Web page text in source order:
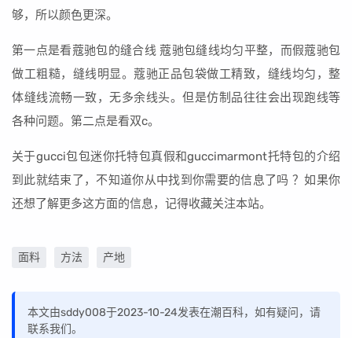
够，所以颜色更深。
第一点是看蔻驰包的缝合线 蔻驰包缝线均匀平整，而假蔻驰包
做工粗糙，缝线明显。蔻驰正品包袋做工精致，缝线均匀，整
体缝线流畅一致，无多余线头。但是仿制品往往会出现跑线等
各种问题。第二点是看双c。
关于gucci包包迷你托特包真假和guccimarmont托特包的介绍
到此就结束了，不知道你从中找到你需要的信息了吗 ？如果你
还想了解更多这方面的信息，记得收藏关注本站。
面料 方法 产地
本文由sddy008于2023-10-24发表在潮百科，如有疑问，请
联系我们。